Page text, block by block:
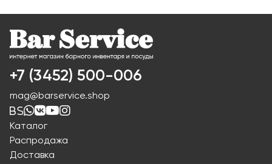
+7 (3452) 500-006
mag@barservice.shop
Каталог
Распродажа
Доставка